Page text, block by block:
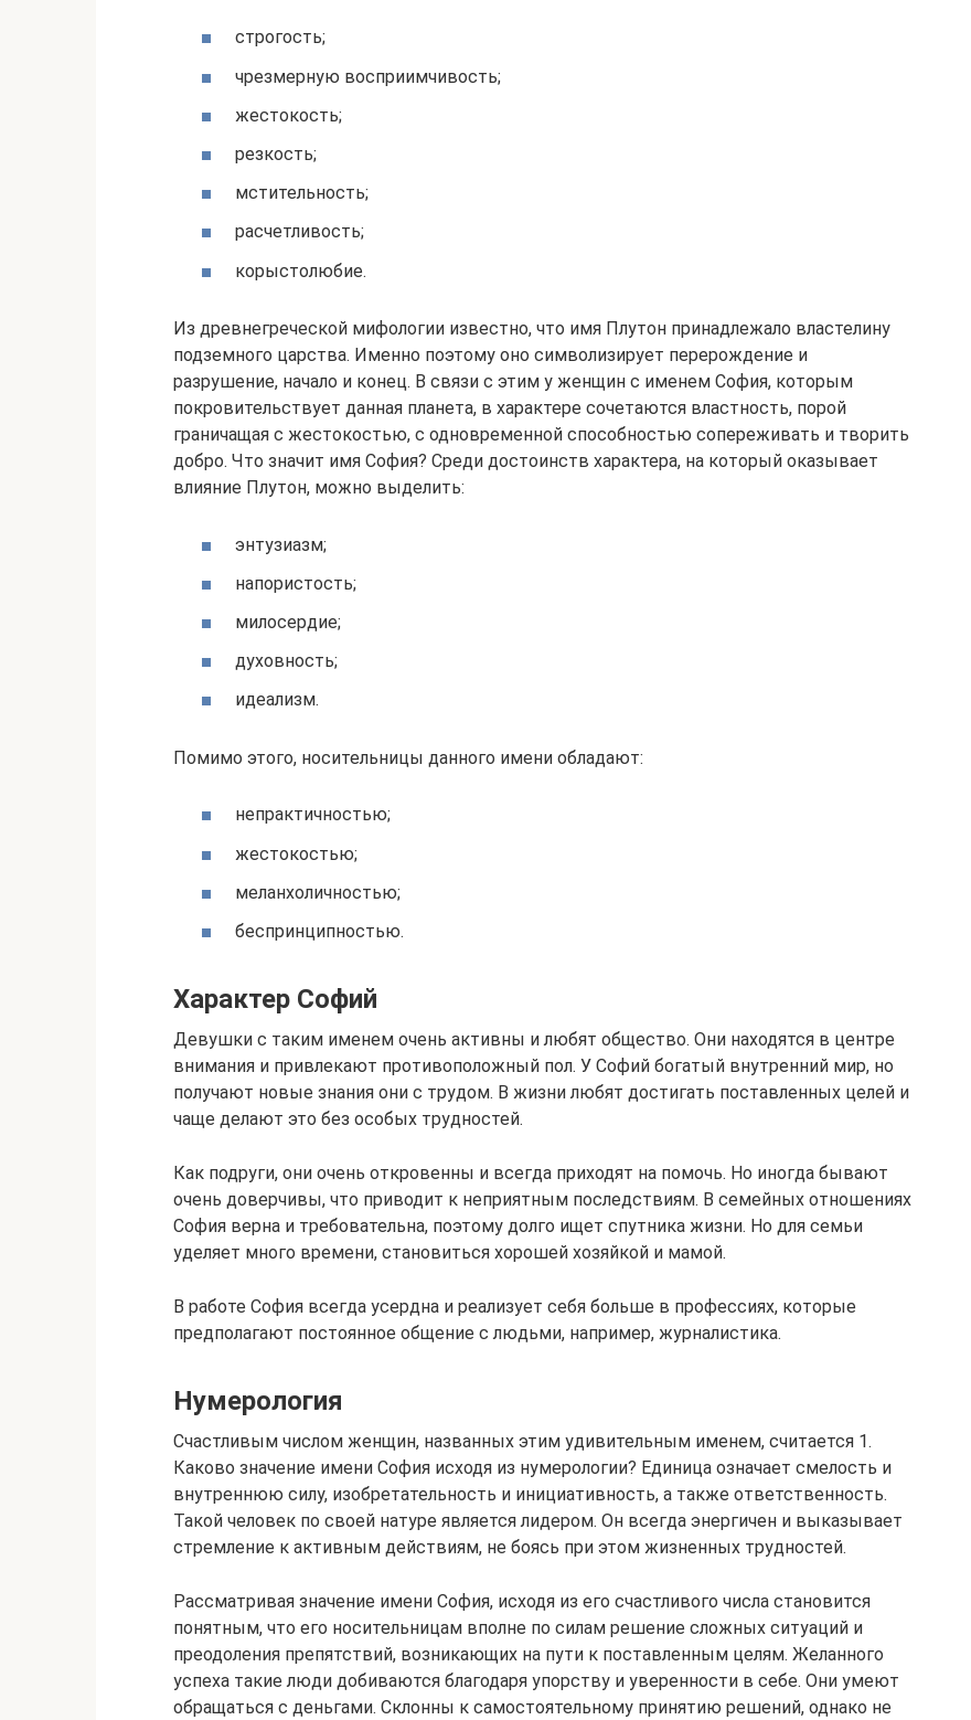
строгость;
чрезмерную восприимчивость;
жестокость;
резкость;
мстительность;
расчетливость;
корыстолюбие.
Из древнегреческой мифологии известно, что имя Плутон принадлежало властелину
подземного царства. Именно поэтому оно символизирует перерождение и
разрушение, начало и конец. В связи с этим у женщин с именем София, которым
покровительствует данная планета, в характере сочетаются властность, порой
граничащая с жестокостью, с одновременной способностью сопереживать и творить
добро. Что значит имя София? Среди достоинств характера, на который оказывает
влияние Плутон, можно выделить:
энтузиазм;
напористость;
милосердие;
духовность;
идеализм.
Помимо этого, носительницы данного имени обладают:
непрактичностью;
жестокостью;
меланхоличностью;
беспринципностью.
Характер Софий
Девушки с таким именем очень активны и любят общество. Они находятся в центре
внимания и привлекают противоположный пол. У Софий богатый внутренний мир, но
получают новые знания они с трудом. В жизни любят достигать поставленных целей и
чаще делают это без особых трудностей.
Как подруги, они очень откровенны и всегда приходят на помочь. Но иногда бывают
очень доверчивы, что приводит к неприятным последствиям. В семейных отношениях
София верна и требовательна, поэтому долго ищет спутника жизни. Но для семьи
уделяет много времени, становиться хорошей хозяйкой и мамой.
В работе София всегда усердна и реализует себя больше в профессиях, которые
предполагают постоянное общение с людьми, например, журналистика.
Нумерология
Счастливым числом женщин, названных этим удивительным именем, считается 1.
Каково значение имени София исходя из нумерологии? Единица означает смелость и
внутреннюю силу, изобретательность и инициативность, а также ответственность.
Такой человек по своей натуре является лидером. Он всегда энергичен и выказывает
стремление к активным действиям, не боясь при этом жизненных трудностей.
Рассматривая значение имени София, исходя из его счастливого числа становится
понятным, что его носительницам вполне по силам решение сложных ситуаций и
преодоления препятствий, возникающих на пути к поставленным целям. Желанного
успеха такие люди добиваются благодаря упорству и уверенности в себе. Они умеют
обращаться с деньгами. Склонны к самостоятельному принятию решений, однако не